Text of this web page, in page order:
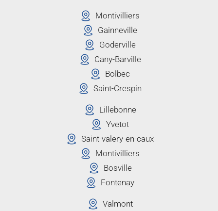
Montivilliers
Gainneville
Goderville
Cany-Barville
Bolbec
Saint-Crespin
Lillebonne
Yvetot
Saint-valery-en-caux
Montivilliers
Bosville
Fontenay
Valmont